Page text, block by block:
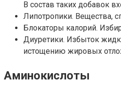
В состав таких добавок
Липотропики. Вещества,
Блокаторы калорий.
Диуретики. Избыток
истощению жировых
Аминокислоты